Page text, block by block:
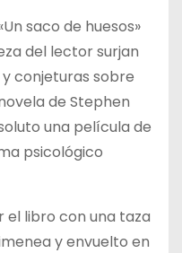
saco de huesos»
del lector surjan
conjeturas sobre
de Stephen
una película de
psicológico
el libro con una taza
y envuelto en